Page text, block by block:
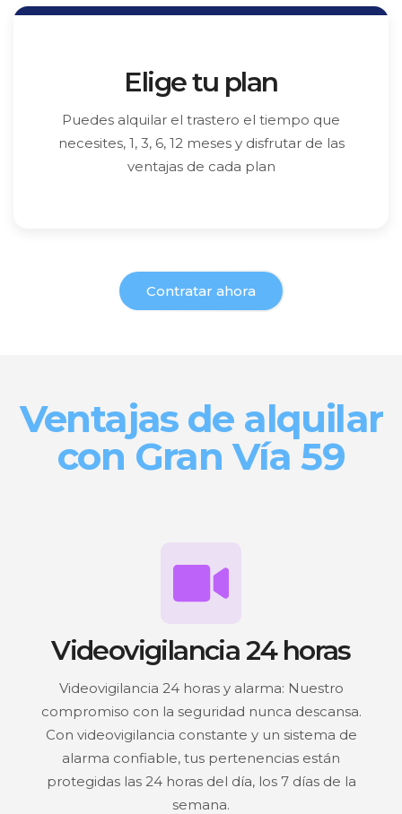
Elige tu plan
Puedes alquilar el trastero el tiempo que
necesites, 1, 3, 6, 12 meses y disfrutar de las
ventajas de cada plan
Contratar ahora
Ventajas de alquilar
con Gran Vía 59
Videovigilancia 24 horas
Videovigilancia 24 horas y alarma: Nuestro
compromiso con la seguridad nunca descansa.
Con videovigilancia constante y un sistema de
alarma confiable, tus pertenencias están
protegidas las 24 horas del día, los 7 días de la
semana.